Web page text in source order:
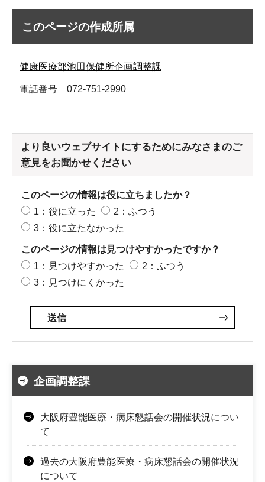
このページの作成所属
健康医療部池田保健所企画調整課
電話番号 072-751-2990
より良いウェブサイトにするためにみなさまのご
意見をお聞かせください
このページの情報は役に立ちましたか？
1：役に立った
2：ふつう
3：役に立たなかった
このページの情報は見つけやすかったですか？
1：見つけやすかった
2：ふつう
3：見つけにくかった
企画調整課
大阪府豊能医療・病床懇話会の開催状況につい
て
過去の大阪府豊能医療・病床懇話会の開催状況
について